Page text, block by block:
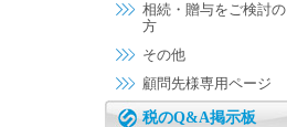
相続・贈与をご検討の
方
その他
顧問先様専用ページ
税のQ&A掲示板